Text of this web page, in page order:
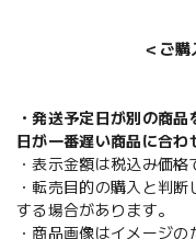
＜ご購
・発送予定日が別の商
日が一番遅い商品に合わ
・表示金額は税込み価格
・転売目的の購入と判
する場合があります。
・商品画像はイメージ